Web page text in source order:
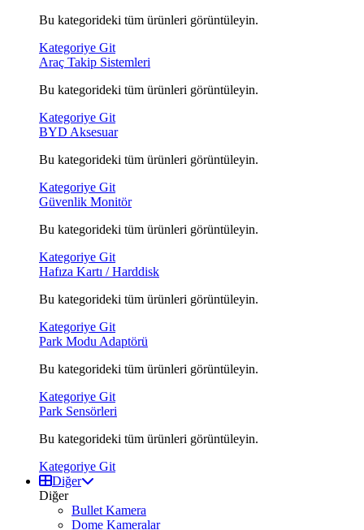
Bu kategorideki tüm ürünleri görüntüleyin.
Kategoriye Git
Araç Takip Sistemleri
Bu kategorideki tüm ürünleri görüntüleyin.
Kategoriye Git
BYD Aksesuar
Bu kategorideki tüm ürünleri görüntüleyin.
Kategoriye Git
Güvenlik Monitör
Bu kategorideki tüm ürünleri görüntüleyin.
Kategoriye Git
Hafıza Kartı / Harddisk
Bu kategorideki tüm ürünleri görüntüleyin.
Kategoriye Git
Park Modu Adaptörü
Bu kategorideki tüm ürünleri görüntüleyin.
Kategoriye Git
Park Sensörleri
Bu kategorideki tüm ürünleri görüntüleyin.
Kategoriye Git
Diğer
Diğer
Bullet Kamera
Dome Kameralar